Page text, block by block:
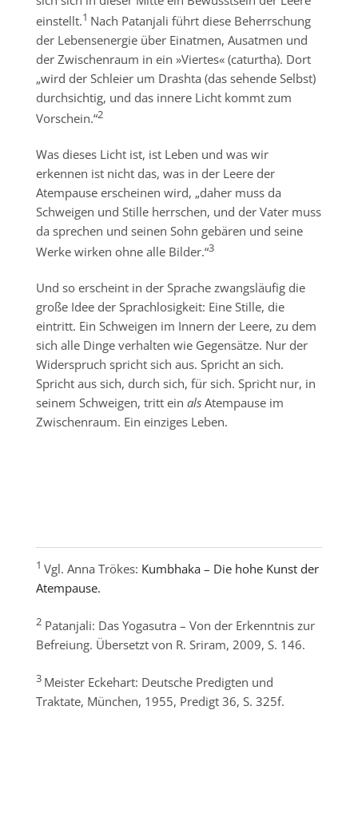
einstellt.1 Nach Patanjali führt diese Beherrschung
der Lebensenergie über Einatmen, Ausatmen und
der Zwischenraum in ein »Viertes« (caturtha). Dort
„wird der Schleier um Drashta (das sehende Selbst)
durchsichtig, und das innere Licht kommt zum
Vorschein.“2
Was dieses Licht ist, ist Leben und was wir
erkennen ist nicht das, was in der Leere der
Atempause erscheinen wird, „daher muss da
Schweigen und Stille herrschen, und der Vater muss
da sprechen und seinen Sohn gebären und seine
Werke wirken ohne alle Bilder.“3
Und so erscheint in der Sprache zwangsläufig die
große Idee der Sprachlosigkeit: Eine Stille, die
eintritt. Ein Schweigen im Innern der Leere, zu dem
sich alle Dinge verhalten wie Gegensätze. Nur der
Widerspruch spricht sich aus. Spricht an sich.
Spricht aus sich, durch sich, für sich. Spricht nur, in
seinem Schweigen, tritt ein als Atempause im
Zwischenraum. Ein einziges Leben.
1 Vgl. Anna Trökes: Kumbhaka – Die hohe Kunst der
Atempause.
2 Patanjali: Das Yogasutra – Von der Erkenntnis zur
Befreiung. Übersetzt von R. Sriram, 2009, S. 146.
3 Meister Eckehart: Deutsche Predigten und
Traktate, München, 1955, Predigt 36, S. 325f.